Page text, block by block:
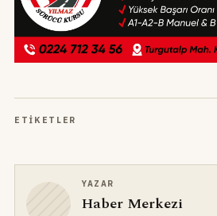
ETIKETLER
YAZAR
Haber Merkezi